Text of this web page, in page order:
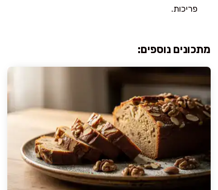
פריכות.
מתכונים נוספים: